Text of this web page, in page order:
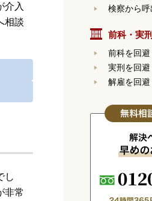
介入
相談
し
非常
検察から呼
前科・実
前科を回避
実刑を回避
解雇を回避